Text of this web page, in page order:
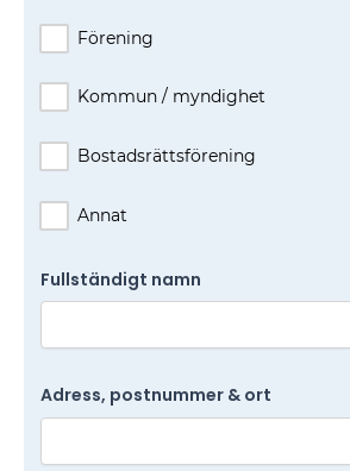
Förening
Kommun / myndighet
Bostadsrättsförening
Annat
Fullständigt namn
Adress, postnummer & ort